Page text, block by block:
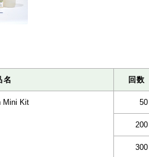
名 回数
Mini Kit 50
200
300